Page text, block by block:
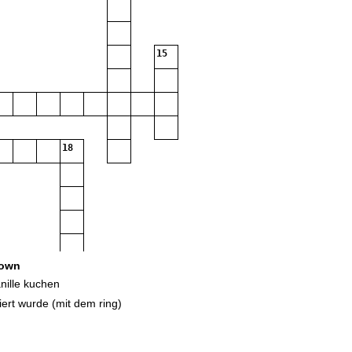
15
18
kuchen
wurde (mit dem ring)